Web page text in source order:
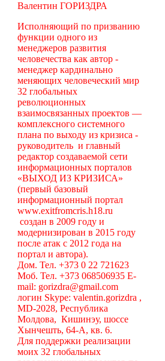
Валентин ГОРИЗДРА
Исполняющий по призванию
функции одного из
менеджеров развития
человечества как автор -
менеджер кардинально
меняющих человеческий мир
32 глобальных
революционных
взаимосвязанных проектов —
комплексного системного
плана по выходу из кризиса -
руководитель и главный
редактор создаваемой сети
информационных порталов
«ВЫХОД ИЗ КРИЗИСА»
(первый базовый
информационный портал
www.exitfromcris.h18.ru
создан в 2009 году и
модернизирован в 2015 году
после атак с 2012 года на
портал и автора).
Дом. Тел. +373 0 22 721623
Моб. Тел. +373 068506935 E-
mail: gorizdra@gmail.com
логин Skype: valentin.gorizdra ,
MD-2028, Республика
Молдова, Кишинэу, шоссе
Хынчешть, 64-А, кв. 6.
Для поддержки реализации
моих 32 глобальных